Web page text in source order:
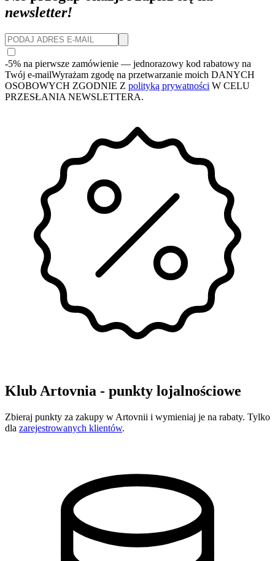
newsletter!
-5% na pierwsze zamówienie — jednorazowy kod rabatowy na
Twój e-mailWyrażam zgodę na przetwarzanie moich DANYCH
OSOBOWYCH ZGODNIE Z polityką prywatności W CELU
PRZESŁANIA NEWSLETTERA.
Klub Artovnia - punkty lojalnościowe
Zbieraj punkty za zakupy w Artovnii i wymieniaj je na rabaty. Tylko
dla zarejestrowanych klientów.